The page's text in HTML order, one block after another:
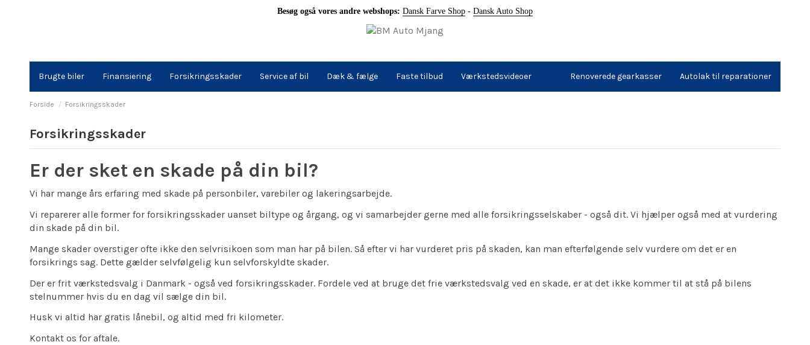
Brugte biler Finansiering Forsikringsskader Service af bil Dæk & fælge Faste tilbud Værkstedsvideoer Autolak til reparationer
Renoverede gearkasser
Forside Forsikringsskader
Forsikringsskader
Er der sket en skade på din bil?
Vi har mange års erfaring med skade på personbiler, varebiler og lakeringsarbejde.
Vi reparerer alle former for forsikringsskader uanset biltype og årgang, og vi samarbejder gerne med alle forsikringsselskaber - også dit. Vi hjælper også med at vurdering
din skade på din bil.
Mange skader overstiger ofte ikke den selvrisikoen som man har på bilen. Så efter vi har vurderet pris på skaden, kan man efterfølgende selv vurdere om det er en
forsikrings sag. Dette gælder selvfølgelig kun selvforskyldte skader.
Der er frit værkstedsvalg i Danmark - også ved forsikringsskader. Fordele ved at bruge det frie værkstedsvalg ved en skade, er at det ikke kommer til at stå på bilens
stelnummer hvis du en dag vil sælge din bil.
Husk vi altid har gratis lånebil, og altid med fri kilometer.
Kontakt os for aftale.
Besøg også vores andre webshops: Dansk Farve Shop - Dansk Auto Shop